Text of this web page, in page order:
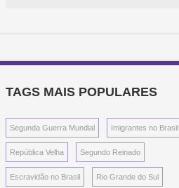
História do Brasil
História do Brasil
História do Brasil
História do Império
TAGS MAIS POPULARES
Segunda Guerra Mundial Imigrantes no Brasil
República Velha Segundo Reinado
Escravidão no Brasil Rio Grande do Sul